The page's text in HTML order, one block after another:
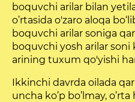
boquvchi arilar bilan
o’rtasida o'zaro aloqa
boquvchi arilar soniga
boquvchi yosh arilar soni
arining tuxum qo'yishi
Ikkinchi davrda oilada
uncha ko’p bo’lmay,